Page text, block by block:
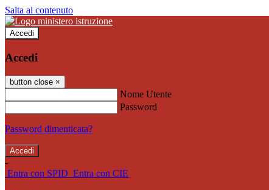
Salta al contenuto
Accedi
Accedi
button close ×
Nome Utente
Password
Password dimenticata?
-
Entra con SPID Entra con CIE